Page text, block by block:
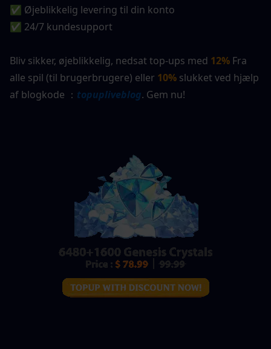
✅ Øjeblikkelig levering til din konto
✅ 24/7 kundesupport
Bliv sikker, øjeblikkelig, nedsat top-ups med 12% Fra
alle spil (til brugerbrugere) eller 10% slukket ved hjælp
af blogkode ： topupliveblog. Gem nu!